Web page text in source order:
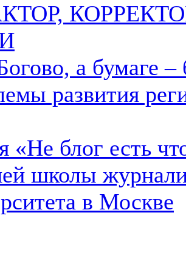
а бумаге
развития
«Не блог есть
школы
в Москве